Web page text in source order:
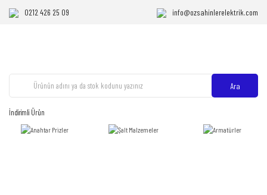
0212 426 25 09 info@ozsahinlerelektrik.com
Ara
İndirimli Ürün